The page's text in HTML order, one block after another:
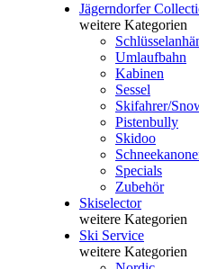
Jägerndorfer
weitere Kategorien
Umlaufbahn
Kabinen
Sessel
Skifahrer/
Pistenbully
Skidoo
Specials
Zubehör
Skiselector
weitere Kategorien
Ski Service
weitere Kategorien